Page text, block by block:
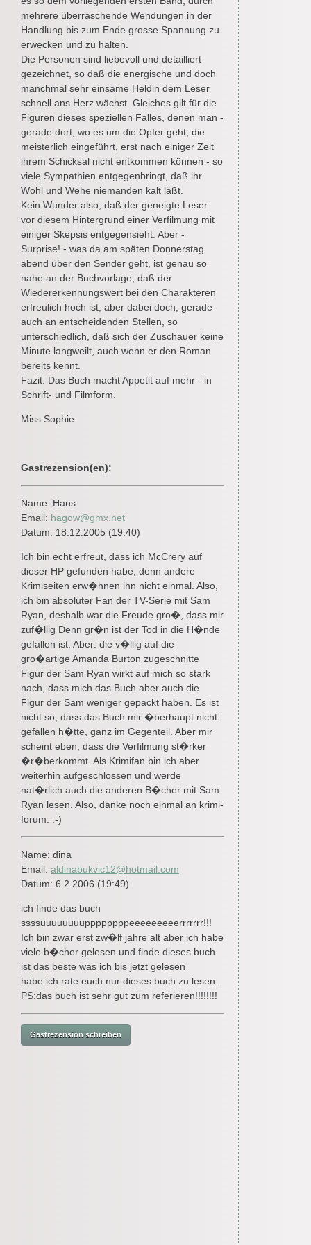
mehrere überraschende Wendungen in der
Handlung bis zum Ende grosse Spannung zu
erwecken und zu halten.
Die Personen sind liebevoll und detailliert
gezeichnet, so daß die energische und doch
manchmal sehr einsame Heldin dem Leser
schnell ans Herz wächst. Gleiches gilt für die
Figuren dieses speziellen Falles, denen man -
gerade dort, wo es um die Opfer geht, die
meisterlich eingeführt, erst nach einiger Zeit
ihrem Schicksal nicht entkommen können - so
viele Sympathien entgegenbringt, daß ihr
Wohl und Wehe niemanden kalt läßt.
Kein Wunder also, daß der geneigte Leser
vor diesem Hintergrund einer Verfilmung mit
einiger Skepsis entgegensieht. Aber -
Surprise! - was da am späten Donnerstag
abend über den Sender geht, ist genau so
nahe an der Buchvorlage, daß der
Wiedererkennungswert bei den Charakteren
erfreulich hoch ist, aber dabei doch, gerade
auch an entscheidenden Stellen, so
unterschiedlich, daß sich der Zuschauer keine
Minute langweilt, auch wenn er den Roman
bereits kennt.
Fazit: Das Buch macht Appetit auf mehr - in
Schrift- und Filmform.
Miss Sophie
Gastrezension(en):
Name: Hans
Email: hagow@gmx.net
Datum: 18.12.2005 (19:40)
Ich bin echt erfreut, dass ich McCrery auf
dieser HP gefunden habe, denn andere
Krimiseiten erw�hnen ihn nicht einmal. Also,
ich bin absoluter Fan der TV-Serie mit Sam
Ryan, deshalb war die Freude gro�, dass mir
zuf�llig Denn gr�n ist der Tod in die H�nde
gefallen ist. Aber: die v�llig auf die
gro�artige Amanda Burton zugeschnitte
Figur der Sam Ryan wirkt auf mich so stark
nach, dass mich das Buch aber auch die
Figur der Sam weniger gepackt haben. Es ist
nicht so, dass das Buch mir �berhaupt nicht
gefallen h�tte, ganz im Gegenteil. Aber mir
scheint eben, dass die Verfilmung st�rker
�r�berkommt. Als Krimifan bin ich aber
weiterhin aufgeschlossen und werde
nat�rlich auch die anderen B�cher mit Sam
Ryan lesen. Also, danke noch einmal an krimi-
forum. :-)
Name: dina
Email: aldinabukvic12@hotmail.com
Datum: 6.2.2006 (19:49)
ich finde das buch
ssssuuuuuuuuppppppppeeeeeeeeerrrrrrr!!!
Ich bin zwar erst zw�lf jahre alt aber ich habe
viele b�cher gelesen und finde dieses buch
ist das beste was ich bis jetzt gelesen
habe.ich rate euch nur dieses buch zu lesen.
PS:das buch ist sehr gut zum referieren!!!!!!!!